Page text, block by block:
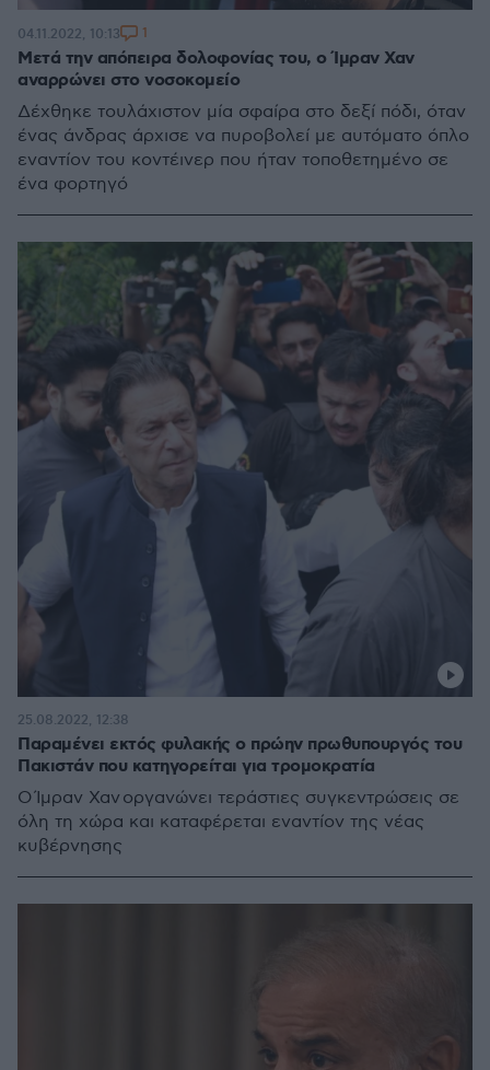
Μετά την απόπειρα δολοφονίας του, ο Ίμραν Χαν
αναρρώνει στο νοσοκομείο
Δέχθηκε τουλάχιστον μία σφαίρα στο δεξί πόδι, όταν
ένας άνδρας άρχισε να πυροβολεί με αυτόματο όπλο
εναντίον του κοντέινερ που ήταν τοποθετημένο σε
ένα φορτηγό
04.11.2022, 10:13 1
Παραμένει εκτός φυλακής ο πρώην πρωθυπουργός του
Πακιστάν που κατηγορείται για τρομοκρατία
Ο Ίμραν Χαν οργανώνει τεράστιες συγκεντρώσεις σε
όλη τη χώρα και καταφέρεται εναντίον της νέας
κυβέρνησης
25.08.2022, 12:38